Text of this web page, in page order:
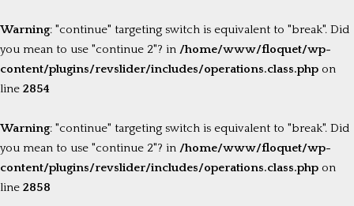
Warning: "continue" targeting switch is equivalent to "break". Did
you mean to use "continue 2"? in /home/www/floquet/wp-
content/plugins/revslider/includes/operations.class.php on
line 2854
Warning: "continue" targeting switch is equivalent to "break". Did
you mean to use "continue 2"? in /home/www/floquet/wp-
content/plugins/revslider/includes/operations.class.php on
line 2858